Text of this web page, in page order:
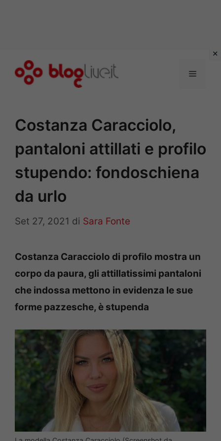
Menu
Costanza Caracciolo,
pantaloni attillati e profilo
stupendo: fondoschiena
da urlo
Set 27, 2021 di Sara Fonte
Costanza Caracciolo di profilo mostra un
corpo da paura, gli attillatissimi pantaloni
che indossa mettono in evidenza le sue
forme pazzesche, è stupenda